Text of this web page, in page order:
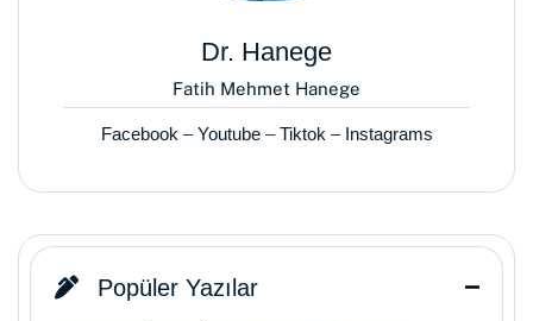
Dr. Hanege
Fatih Mehmet Hanege
Facebook –Youtube–Tiktok – Instagrams
Popüler Yazılar